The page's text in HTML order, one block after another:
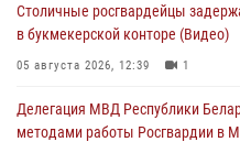
Столичные росгвардейцы
в букмекерской конторе (Видео)
05 августа 2026, 12:39 1
Делегация МВД Республики
методами работы Росгвардии в